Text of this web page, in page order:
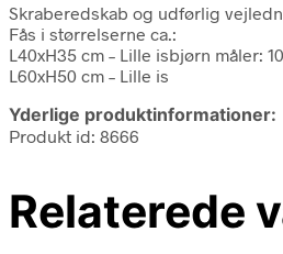
Skraberedskab og udførlig
Fås i størrelserne ca.:
L40xH35 cm – Lille isbjørn måler:
L60xH50 cm – Lille is
Yderlige produktinformationer:
Produkt id: 8666
Relaterede